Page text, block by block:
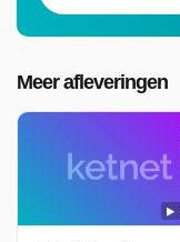
Meer afleveringen